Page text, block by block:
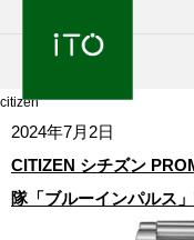
citizen
2024年7月2日
CITIZEN シチズン
隊「ブルーインパルス